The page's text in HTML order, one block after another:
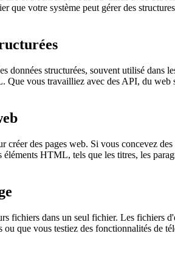
votre système peut gérer des
structurées, souvent utilisé dans
vous travailliez avec des API, du web
des pages web. Si vous concevez
HTML, tels que les titres, les
fichiers dans un seul fichier. Les fichiers
que vous testiez des fonctionnalités de